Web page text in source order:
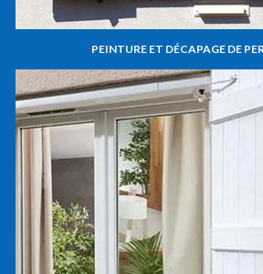
PEINTURE ET DÉCAPAGE DE